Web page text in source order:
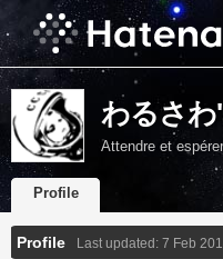
わるさ
Attendre et
Profile
Profile Last updated: 7 Feb